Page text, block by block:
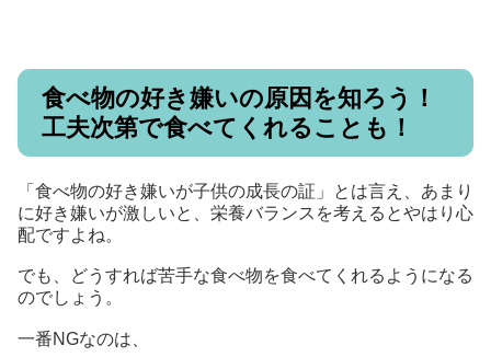
食べ物の好き嫌いの原因を知ろう！
工夫次第で食べてくれることも！
「食べ物の好き嫌いが子供の成長の証」とは言え、あまり
に好き嫌いが激しいと、栄養バランスを考えるとやはり心
配ですよね。
でも、どうすれば苦手な食べ物を食べてくれるようになる
のでしょう。
一番NGなのは、